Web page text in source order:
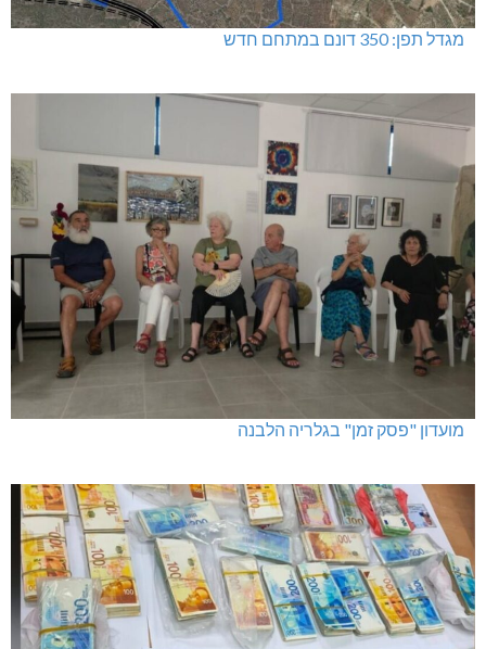
מגדל תפן: 350 דונם במתחם חדש
מועדון "פסק זמן" בגלריה הלבנה